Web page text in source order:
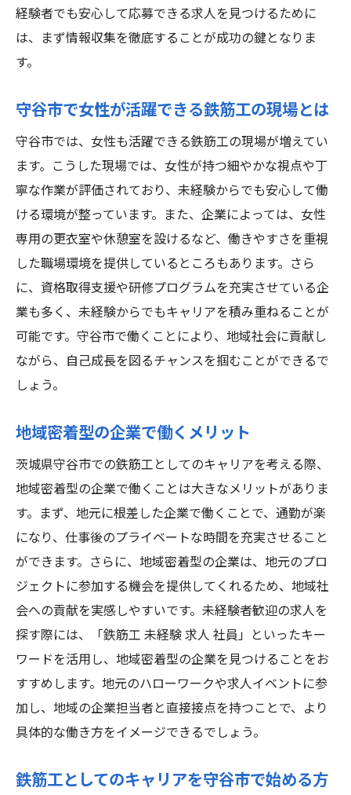
未経験者が活躍できる職場環境
鉄筋工未経験者が茨城県守谷市で求人を見つけ
るためのポイント
求人情報収集の基本ステップ
守谷市の鉄筋工求人数の傾向
未経験者に適した求人の選び方
企業選びで失敗しないための方法
守谷市の求人イベントへの参加方法
未経験者が求人応募で注意すべき点
女性歓迎未経験から始める鉄筋工求人茨城県守
谷市での探し方
求人サイトでの効果的な検索方法
ハローワークや求人イベントの活用法
女性向け求人の応募に必要な準備
守谷市で女性が選ばれる理由
経験者でも安心して応募できる求人を見つけるために
は、まず情報収集を徹底することが成功の鍵となりま
す。
守谷市で女性が活躍できる鉄筋工の現場とは
守谷市では、女性も活躍できる鉄筋工の現場が増えてい
ます。こうした現場では、女性が持つ細やかな視点や丁
寧な作業が評価されており、未経験からでも安心して働
ける環境が整っています。また、企業によっては、女性
専用の更衣室や休憩室を設けるなど、働きやすさを重視
した職場環境を提供しているところもあります。さら
に、資格取得支援や研修プログラムを充実させている企
業も多く、未経験からでもキャリアを積み重ねることが
可能です。守谷市で働くことにより、地域社会に貢献し
ながら、自己成長を図るチャンスを掴むことができるで
しょう。
地域密着型の企業で働くメリット
茨城県守谷市での鉄筋工としてのキャリアを考える際、
地域密着型の企業で働くことは大きなメリットがありま
す。まず、地元に根差した企業で働くことで、通勤が楽
になり、仕事後のプライベートな時間を充実させること
ができます。さらに、地域密着型の企業は、地元のプロ
ジェクトに参加する機会を提供してくれるため、地域社
会への貢献を実感しやすいです。未経験者歓迎の求人を
探す際には、「鉄筋工 未経験 求人 社員」といったキー
ワードを活用し、地域密着型の企業を見つけることをお
すすめします。地元のハローワークや求人イベントに参
加し、地域の企業担当者と直接接点を持つことで、より
具体的な働き方をイメージできるでしょう。
鉄筋工としてのキャリアを守谷市で始める方